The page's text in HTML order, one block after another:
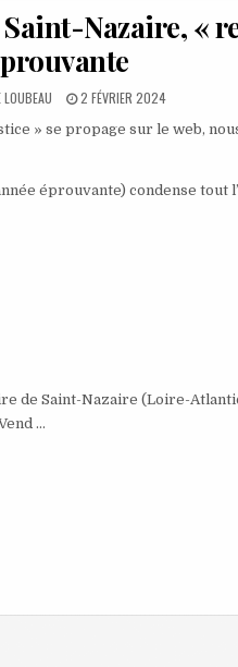
Nazaire, «
LOUBEAU
PUBLISHED
2 FÉVRIER 2024
» se propage sur le web,
éprouvante) condense tout
de Saint-Nazaire (Loire-
…